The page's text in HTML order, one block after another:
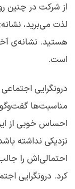
از شرکت در چنین
لذت می‌برید،
هستید. نشانه‌ی
است.
درونگرایی اجتماعی
مناسبت‌ها گفت‌وگو
احساس خوبی از
نزدیکی نداشته
احتمالی‌اش را
کرد. درونگرایی